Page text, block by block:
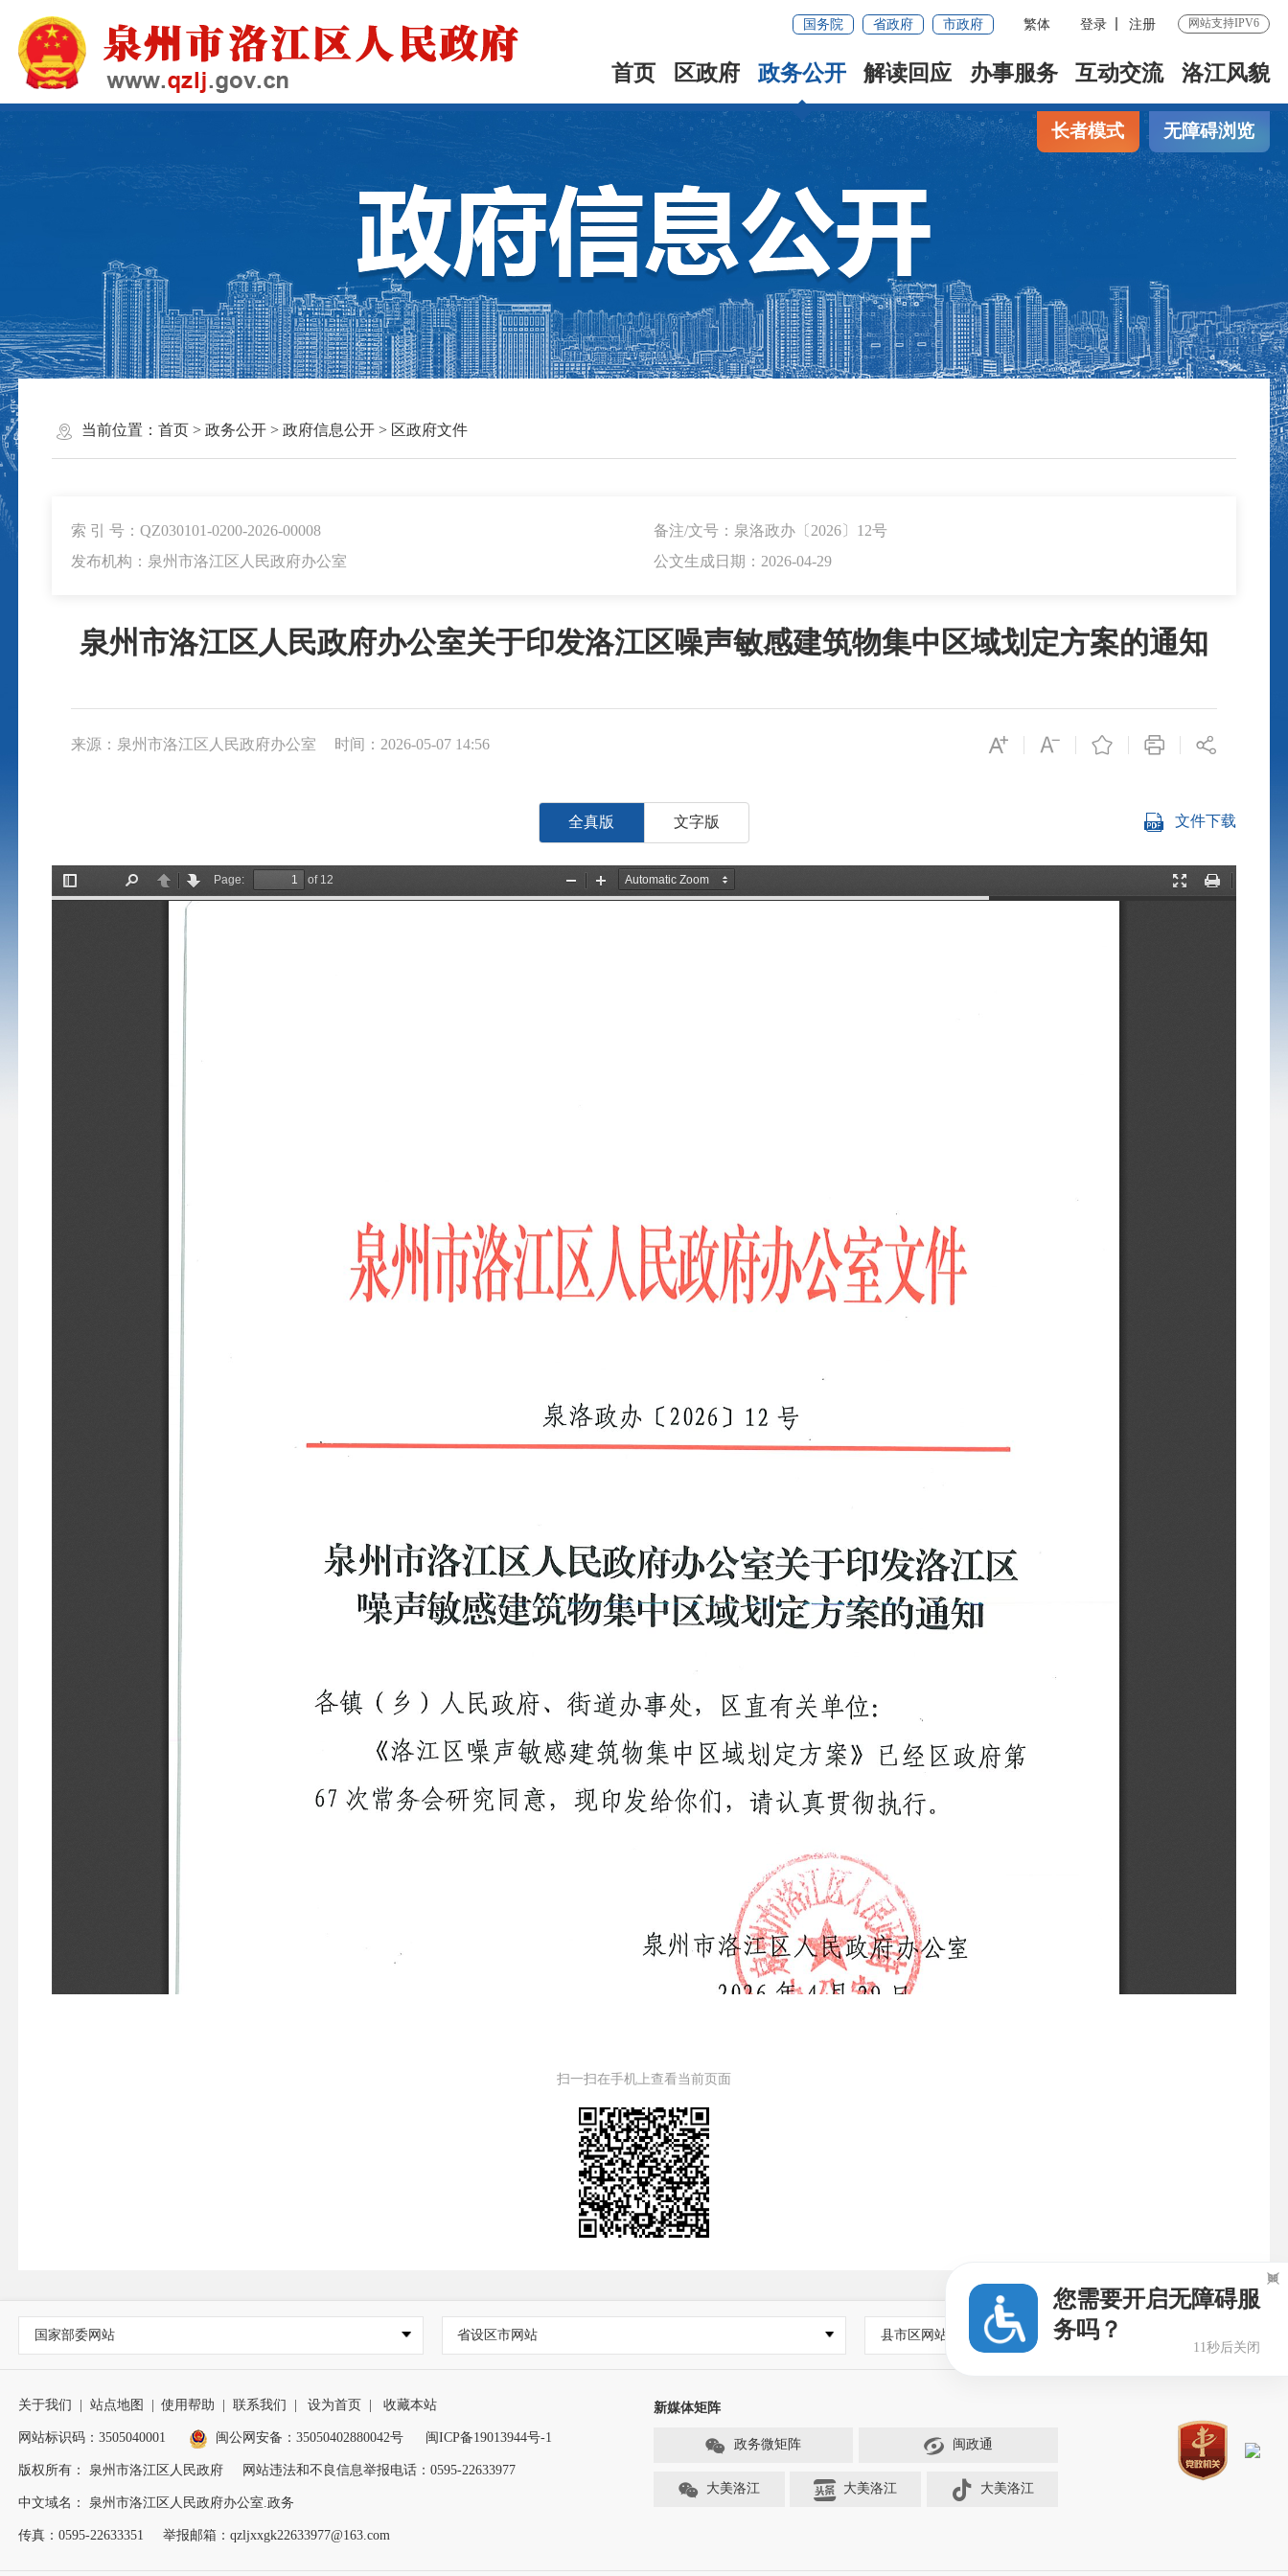
国务院 省政府 市政府 繁体 登录 注册 网站支持IPV6
首页 区政府 政务公开 解读回应 办事服务 互动交流 洛江风貌
长者模式 无障碍浏览
当前位置： 首页> 政务公开> 政府信息公开> 区政府文件
索 引 号：QZ030101-0200-2026-00008
备注/文号：泉洛政办〔2026〕12号
发布机构：泉州市洛江区人民政府办公室
公文生成日期：2026-04-29
泉州市洛江区人民政府办公室关于印发洛江区噪声敏感建筑物集中区域划定方案的通知
来源：泉州市洛江区人民政府办公室 时间：2026-05-07 14:56
全真版 文字版 文件下载
扫一扫在手机上查看当前页面
国家部委网站 省设区市网站 县市区网站
关于我们 站点地图 使用帮助 联系我们 设为首页 收藏本站
网站标识码：3505040001 闽公网安备：35050402880042号 闽ICP备19013944号-1
版权所有： 泉州市洛江区人民政府 网站违法和不良信息举报电话：0595-22633977
中文域名： 泉州市洛江区人民政府办公室.政务
传真：0595-22633351 举报邮箱：qzljxxgk22633977@163.com
新媒体矩阵
政务微矩阵 闽政通
大美洛江 大美洛江 大美洛江
您需要开启无障碍服
务吗？
10秒后关闭
